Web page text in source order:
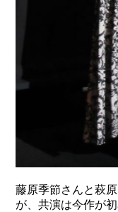
藤原季節さんと萩
が、共演は今作が